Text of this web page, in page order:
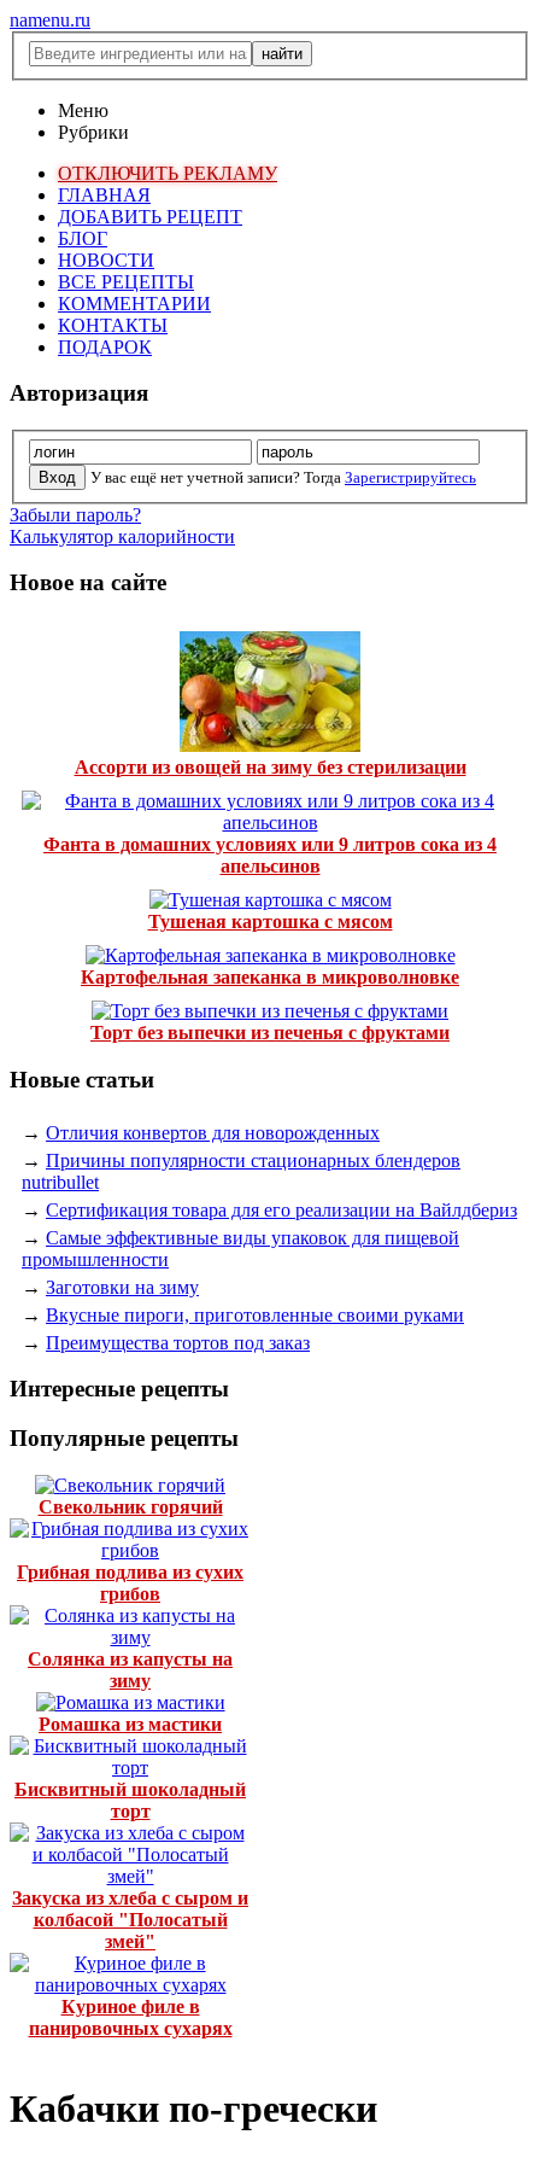
namenu.ru
Меню
Рубрики
ОТКЛЮЧИТЬ РЕКЛАМУ
ГЛАВНАЯ
ДОБАВИТЬ РЕЦЕПТ
БЛОГ
НОВОСТИ
ВСЕ РЕЦЕПТЫ
КОММЕНТАРИИ
КОНТАКТЫ
ПОДАРОК
Авторизация
У вас ещё нет учетной записи? Тогда Зарегистрируйтесь
Забыли пароль?
Калькулятор калорийности
Новое на сайте
Ассорти из овощей на зиму без стерилизации
Фанта в домашних условиях или 9 литров сока из 4
апельсинов
Тушеная картошка с мясом
Картофельная запеканка в микроволновке
Торт без выпечки из печенья с фруктами
Новые статьи
→ Отличия конвертов для новорожденных
→ Причины популярности стационарных блендеров
nutribullet
→ Сертификация товара для его реализации на Вайлдбериз
→ Самые эффективные виды упаковок для пищевой
промышленности
→ Заготовки на зиму
→ Вкусные пироги, приготовленные своими руками
→ Преимущества тортов под заказ
Интересные рецепты
Популярные рецепты
Свекольник горячий
Грибная подлива из сухих
грибов
Солянка из капусты на
зиму
Ромашка из мастики
Бисквитный шоколадный
торт
Закуска из хлеба с сыром и
колбасой "Полосатый
змей"
Куриное филе в
панировочных сухарях
Кабачки по-гречески